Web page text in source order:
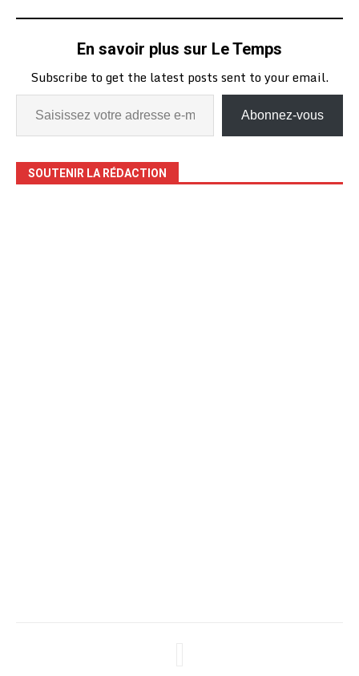
En savoir plus sur Le Temps
Subscribe to get the latest posts sent to your email.
Abonnez-vous
SOUTENIR LA RÉDACTION